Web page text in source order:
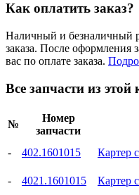
Как оплатить заказ?
Наличный и безналичный
заказа. После оформления
вас по оплате заказа.
Все запчасти из этой
№
Номер
запчасти
- 402.1601015 Картер
-
4021.1601015 Картер